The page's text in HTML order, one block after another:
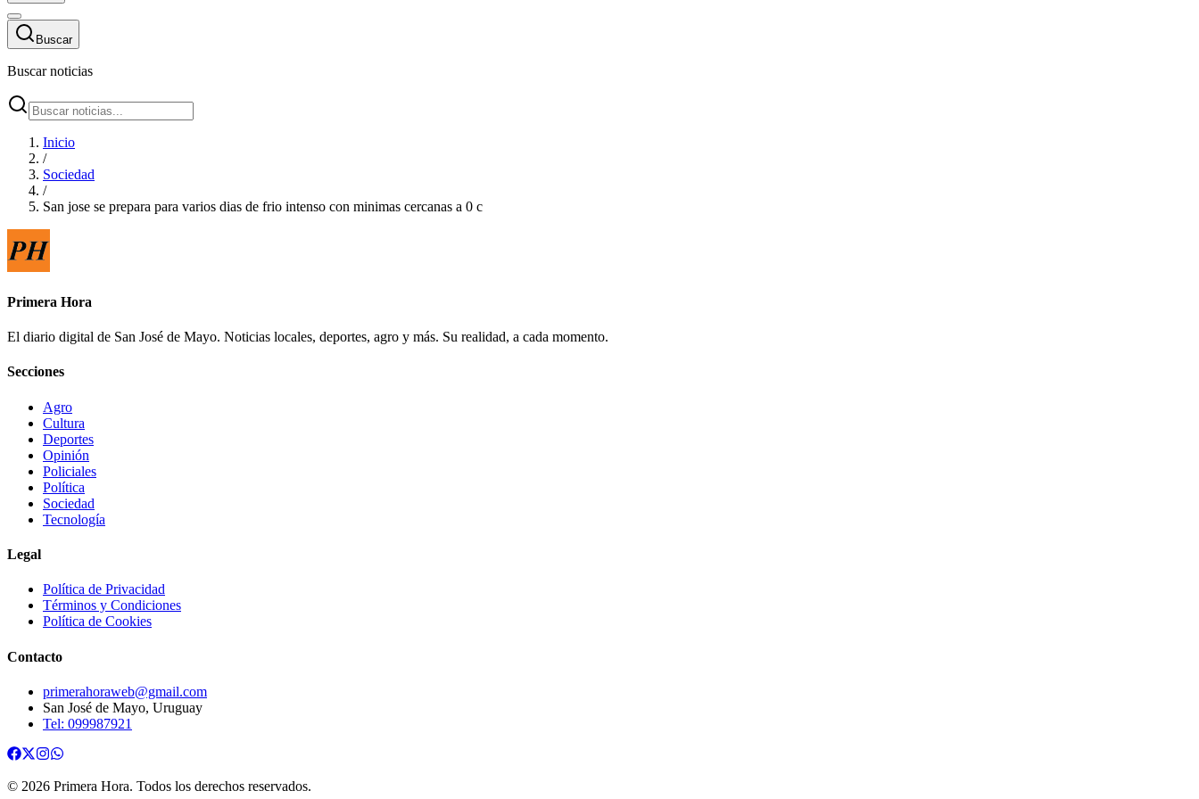
Buscar
Buscar noticias
Inicio
/
Sociedad
/
San jose se prepara para varios dias de frio intenso con minimas cercanas a 0 c
Primera Hora
El diario digital de San José de Mayo. Noticias locales, deportes, agro y más. Su realidad, a cada momento.
Secciones
Agro
Cultura
Deportes
Opinión
Policiales
Política
Sociedad
Tecnología
Legal
Política de Privacidad
Términos y Condiciones
Política de Cookies
Contacto
primerahoraweb@gmail.com
San José de Mayo, Uruguay
Tel: 099987921
© 2026 Primera Hora. Todos los derechos reservados.